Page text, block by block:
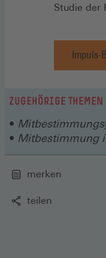
Studie der
Impuls-
ZUGEHÖRIGE THEMEN
Mitbestimmung
merken
teilen